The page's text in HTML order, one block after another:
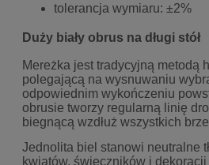
tolerancja wymiaru: ±2%
Duży biały obrus na długi stół
Mereżka jest tradycyjną metodą
polegającą na wysnuwaniu
odpowiednim wykończeniu
obrusie tworzy regularną linię
biegnącą wzdłuż wszystkich
Jednolita biel stanowi neutralne
kwiatów, świeczników i dekoracji